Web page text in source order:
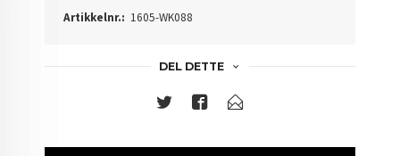
Artikkelnr.: 1605-WK088
DEL DETTE